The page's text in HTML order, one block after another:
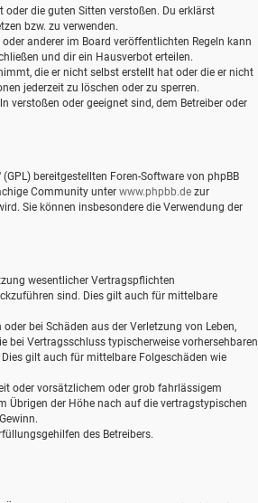
oder die guten Sitten verstoßen. Du erklärst
bzw. zu verwenden.
anderer im Board veröffentlichten Regeln kann
und dir ein Hausverbot erteilen.
die er nicht selbst erstellt hat oder die er nicht
jederzeit zu löschen oder zu sperren.
verstoßen oder geeignet sind, dem Betreiber oder
(GPL) bereitgestellten Foren-Software von phpBB
Community unter www.phpbb.dezur
Sie können insbesondere die Verwendung der
wesentlicher Vertragspflichten
sind. Dies gilt auch für mittelbare
bei Schäden aus der Verletzung von Leben,
bei Vertragsschluss typischerweise vorhersehbaren
gilt auch für mittelbare Folgeschäden wie
oder vorsätzlichem oder grob fahrlässigem
Übrigen der Höhe nach auf die vertragstypischen
des Betreibers.